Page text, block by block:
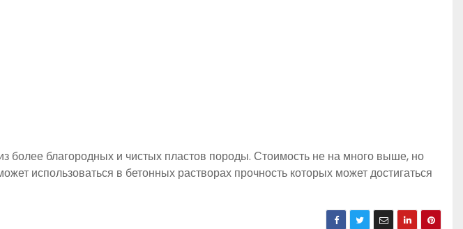
более благородных и чистых пластов породы. Стоимость не на много выше, но
использоваться в бетонных растворах прочность которых может достигаться